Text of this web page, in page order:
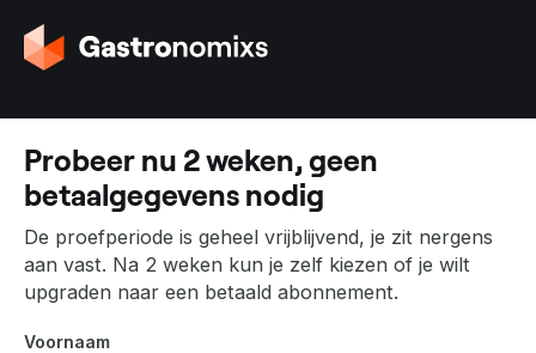
G
a
a
a
r
d
e
h
o
e
Probeer nu 2 weken, geen
betaalgegevens nodig
De proefperiode is geheel vrijblijvend, je zit nergens
aan vast. Na 2 weken kun je zelf kiezen of je wilt
upgraden naar een betaald abonnement.
Voornaam